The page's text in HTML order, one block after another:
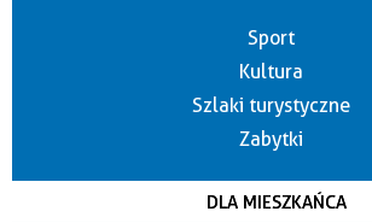
Sport
Kultura
Szlaki turystyczne
Zabytki
DLA MIESZKAŃCA